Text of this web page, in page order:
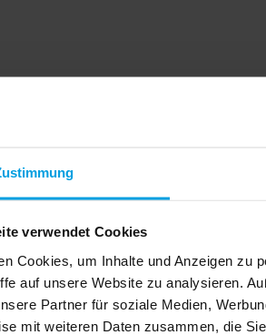
verwendet Cookies
Cookies, um Inhalte und Anzeigen zu
auf unsere Website zu analysieren.
Partner für soziale Medien,
mit weiteren Daten zusammen, die